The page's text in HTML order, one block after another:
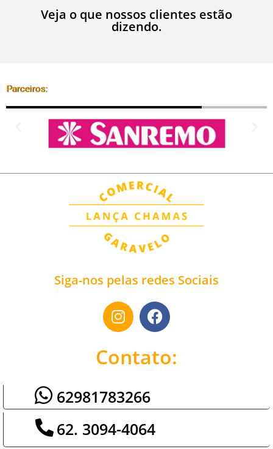
Veja o que nossos clientes estão
dizendo.
Parceiros:
Siga-nos pelas redes Sociais
Contato:
62981783266
62. 3094-4064